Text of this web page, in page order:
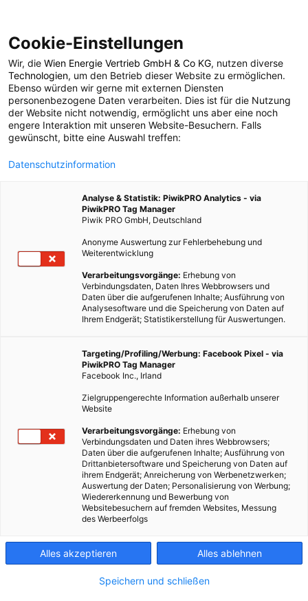
POSTS BY TAG
Tontopf
1 BEITRAG
Cookie-Einstellungen
Wir, die Wien Energie Vertrieb GmbH & Co KG, nutzen diverse
Technologien, um den Betrieb dieser Website zu ermöglichen.
Ebenso würden wir gerne mit externen Diensten
personenbezogene Daten verarbeiten. Dies ist für die Nutzung
der Website nicht notwendig, ermöglicht uns aber eine noch
engere Interaktion mit unseren Website-Besuchern. Falls
gewünscht, bitte eine Auswahl treffen:
Datenschutzinformation
Analyse & Statistik: PiwikPRO Analytics - via
PiwikPRO Tag Manager
Piwik PRO GmbH, Deutschland
Anonyme Auswertung zur Fehlerbehebung und
Weiterentwicklung
Verarbeitungsvorgänge: Erhebung von
Verbindungsdaten, Daten Ihres Webbrowsers und
Daten über die aufgerufenen Inhalte; Ausführung von
Analysesoftware und die Speicherung von Daten auf
Ihrem Endgerät; Statistikerstellung für Auswertungen.
Targeting/Profiling/Werbung: Facebook Pixel - via
PiwikPRO Tag Manager
Facebook Inc., Irland
Zielgruppengerechte Information außerhalb unserer
Website
Verarbeitungsvorgänge: Erhebung von
Verbindungsdaten und Daten ihres Webbrowsers;
Daten über die aufgerufenen Inhalte; Ausführung von
Drittanbietersoftware und Speicherung von Daten auf
ihrem Endgerät; Anreicherung von Werbenetzwerken;
Auswertung der Daten; Personalisierung von Werbung;
Wiedererkennung und Bewerbung von
Websitebesuchern auf fremden Websites, Messung
des Werbeerfolgs
Alles akzeptieren Alles ablehnen
Speichern und schließen